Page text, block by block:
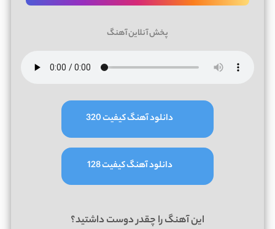
پخش آنلاین آهنگ
دانلود آهنگ کیفیت 320
دانلود آهنگ کیفیت 128
این آهنگ را چقدر دوست داشتید؟